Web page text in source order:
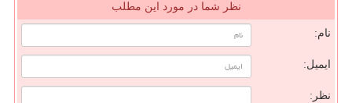
نظر شما در مورد این مطلب
نام:
ایمیل:
نظر: